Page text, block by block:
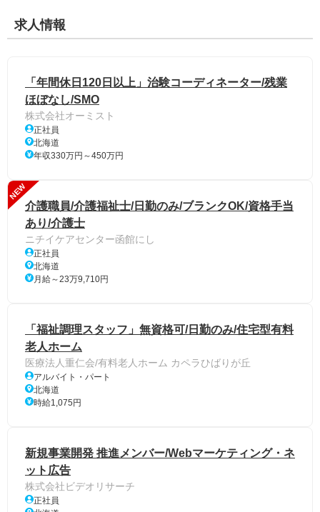
求人情報
「年間休日120日以上」治験コーディネーター/残業
ほぼなし/SMO
株式会社オーミスト
正社員
北海道
年収330万円～450万円
NEW
介護職員/介護福祉士/日勤のみ/ブランクOK/資格手当
あり/介護士
ニチイケアセンター函館にし
正社員
北海道
月給～23万9,710円
「福祉調理スタッフ」無資格可/日勤のみ/住宅型有料
老人ホーム
医療法人重仁会/有料老人ホーム カペラひばりが丘
アルバイト・パート
北海道
時給1,075円
新規事業開発 推進メンバー/Webマーケティング・ネ
ット広告
株式会社ビデオリサーチ
正社員